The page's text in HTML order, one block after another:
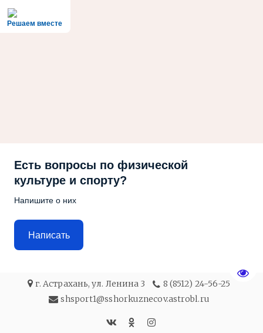
Решаем вместе
Есть вопросы по физической
культуре и спорту?
Напишите о них
Написать
г. Астрахань,ул. Ленина 3
8 (8512) 24-56-25
shsport1@sshorkuznecov.astrobl.ru